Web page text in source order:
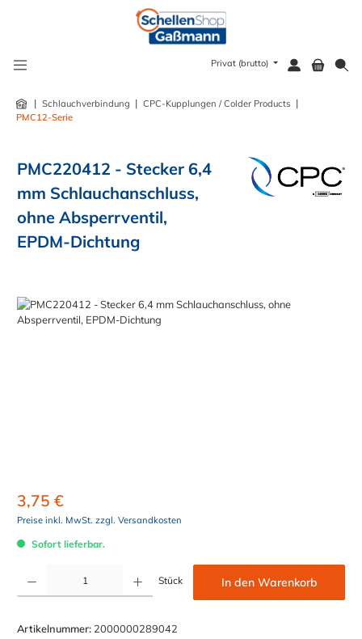
Privat (brutto)
| Schlauchverbindung | CPC-Kupplungen / Colder Products |
PMC12-Serie
PMC220412 - Stecker 6,4
mm Schlauchanschluss,
ohne Absperrventil,
EPDM-Dichtung
Bildergalerie überspringen
3,75 €
Preise inkl. MwSt. zzgl. Versandkosten
Sofort lieferbar.
Stück In den Warenkorb
Artikelnummer: 2000000289042